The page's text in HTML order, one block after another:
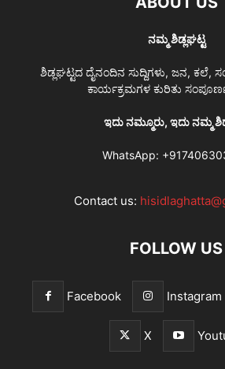
ನಮ್ಮ ಶಿಡ್ಲಘಟ್ಟ
ಶಿಡ್ಲಘಟ್ಟದ ದೈನಂದಿನ ಸುದ್ದಿಗಳು, ಜನ, ಕಲೆ,
ಕಾರ್ಯಕ್ರಮಗಳ ಕುರಿತು
ಇದು ನಮ್ಮೂರು, ಇದು ನಮ್ಮ
WhatsApp:
Contact us:
FOLLOW US
Facebook Instagram
X